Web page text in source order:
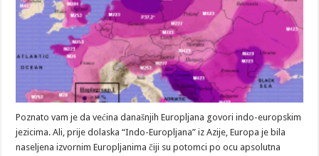
Poznato vam je da većina današnjih Europljana govori indo-europskim
jezicima. Ali, prije dolaska “Indo-Europljana” iz Azije, Europa je bila
naseljena izvornim Europljanima čiji su potomci po ocu apsolutna